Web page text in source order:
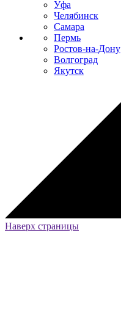
Уфа
Челябинск
Самара
Пермь
Ростов-на-Дону
Волгоград
Якутск
Наверх страницы